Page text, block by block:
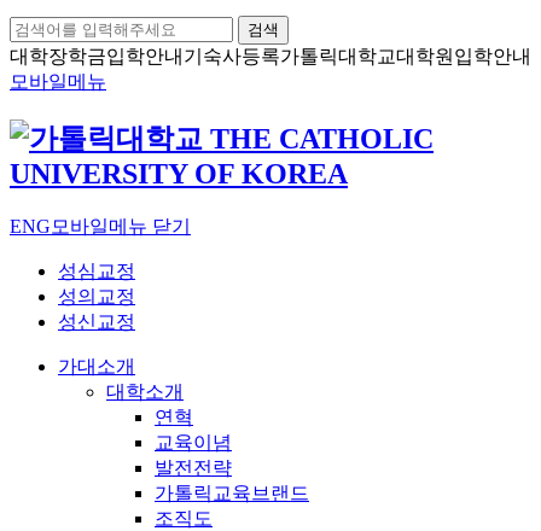
검색
대학장학금입학안내 기숙사등록가톨릭대학교대학원입학안내
모바일메뉴
ENG 모바일메뉴 닫기
성심교정
성의교정
성신교정
가대소개
대학소개
연혁
교육이념
발전전략
가톨릭교육브랜드
조직도